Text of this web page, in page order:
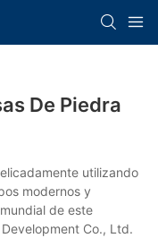
De Piedra
utilizando
modernos y
de este
Co., Ltd.